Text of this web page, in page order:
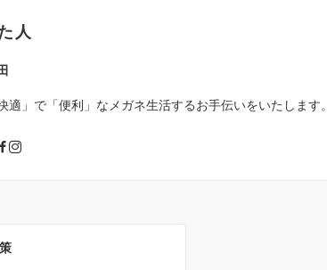
人
快適」で「便利」なメガネ生活するお手伝いをいたします。